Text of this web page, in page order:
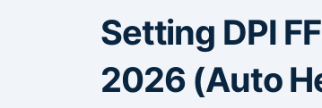
Setting DPI
2026 (Auto